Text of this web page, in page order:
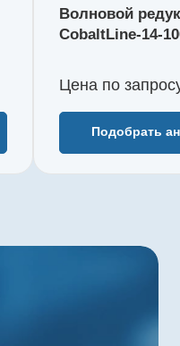
Волновой
CobaltLine-14-
Цена по запр
Подобрать
78
Макс.
Редукция
Полый вал